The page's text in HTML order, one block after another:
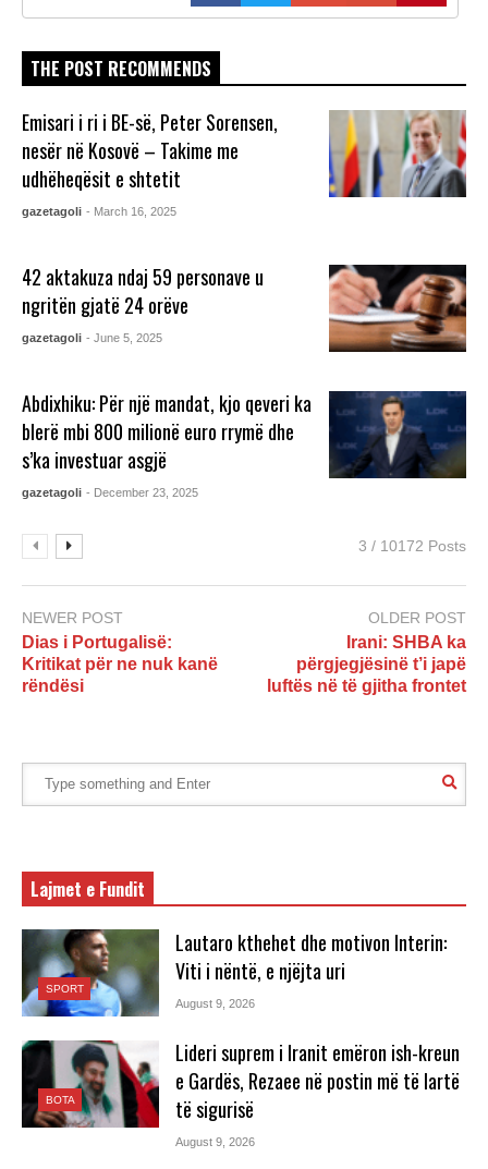
THE POST RECOMMENDS
Emisari i ri i BE-së, Peter Sorensen,
nesër në Kosovë – Takime me
udhëheqësit e shtetit
gazetagoli - March 16, 2025
42 aktakuza ndaj 59 personave u
ngritën gjatë 24 orëve
gazetagoli - June 5, 2025
Abdixhiku: Për një mandat, kjo qeveri ka
blerë mbi 800 milionë euro rrymë dhe
s’ka investuar asgjë
gazetagoli - December 23, 2025
3 / 10172 Posts
NEWER POST
Dias i Portugalisë:
Kritikat për ne nuk kanë
rëndësi
OLDER POST
Irani: SHBA ka
përgjegjësinë t’i japë
luftës në të gjitha frontet
Lajmet e Fundit
SPORT
Lautaro kthehet dhe motivon Interin:
Viti i nëntë, e njëjta uri
August 9, 2026
BOTA
Lideri suprem i Iranit emëron ish-kreun
e Gardës, Rezaee në postin më të lartë
të sigurisë
August 9, 2026